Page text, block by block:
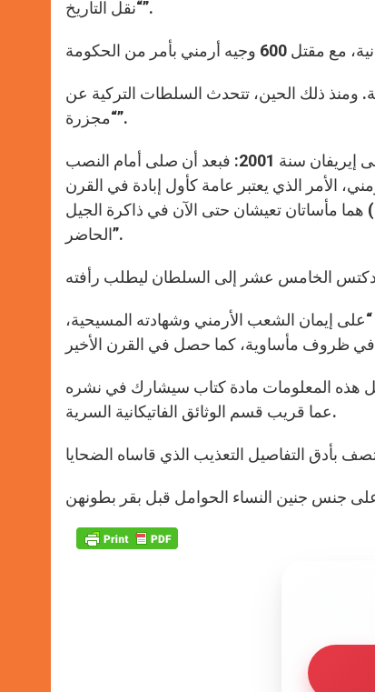
“نقل التاريخ”.
فظيعة. ومنذ ذلك الحين، تتحدث السلطات التركية عن
“مجزرة”.
لفتت إذاعة الفاتيكان إلى أن يوحنا بولس الثاني كان أوضح خلال زيارته إلى إيريفان سنة 2001: فبعد أن صلى أمام النصب
الأمر الذي يعتبر عامة كأول إبادة في القرن
مأساتان تعيشان حتى الآن في ذاكرة الجيل
الحاضر”.
السادس عشر الله “على إيمان الشعب الأرمني وشهادته المسيحية،
هذه المعلومات مادة كتاب سيشارك في نشره
عما قريب قسم الوثائق الفاتيكانية السرية.